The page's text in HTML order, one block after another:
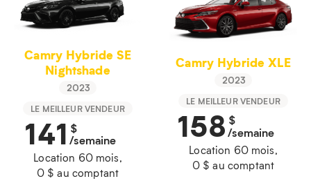
Camry Hybride SE
Nightshade
2023
LE MEILLEUR VENDEUR
141 $
/semaine
Location 60 mois,
0 $ au comptant
Camry Hybride XLE
2023
LE MEILLEUR VENDEUR
158 $
/semaine
Location 60 mois,
0 $ au comptant